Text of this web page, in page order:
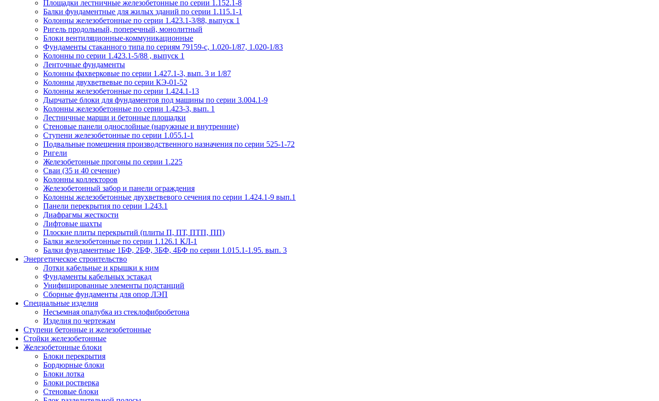
Площадки лестничные железобетонные по серии 1.152.1-8
Балки фундаментные для жилых зданий по серии 1.115.1-1
Колонны железобетонные по серии 1.423.1-3/88, выпуск 1
Ригель продольный, поперечный, монолитный
Блоки вентиляционные-коммуникационные
Фундаменты стаканного типа по сериям 79159-с, 1.020-1/87, 1.020-1/83
Колонны по серии 1.423.1-5/88 , выпуск 1
Ленточные фундаменты
Колонны фахверковые по серии 1.427.1-3, вып. 3 и 1/87
Колонны двухветвевые по серии КЭ-01-52
Колонны железобетонные по серии 1.424.1-13
Дырчатые блоки для фундаментов под машины по серии 3.004.1-9
Колонны железобетонные по серии 1.423-3, вып. 1
Лестничные марши и бетонные площадки
Стеновые панели однослойные (наружные и внутренние)
Ступени железобетонные по серии 1.055.1-1
Подвальные помещения производственного назначения по серии 525-1-72
Ригели
Железобетонные прогоны по серии 1.225
Сваи (35 и 40 сечение)
Колонны коллекторов
Железобетонный забор и панели ограждения
Колонны железобетонные двухветвевого сечения по серии 1.424.1-9 вып.1
Панели перекрытия по серии 1.243.1
Диафрагмы жесткости
Лифтовые шахты
Плоские плиты перекрытий (плиты П, ПТ, ПТП, ПП)
Балки железобетонные по серии 1.126.1 КЛ-1
Балки фундаментные 1БФ, 2БФ, 3БФ, 4БФ по серии 1.015.1-1.95. вып. 3
Энергетическое строительство
Лотки кабельные и крышки к ним
Фундаменты кабельных эстакад
Унифицированные элементы подстанций
Сборные фундаменты для опор ЛЭП
Специальные изделия
Несъемная опалубка из стеклофибробетона
Изделия по чертежам
Ступени бетонные и железобетонные
Стойки железобетонные
Железобетонные блоки
Блоки перекрытия
Бордюрные блоки
Блоки лотка
Блоки ростверка
Стеновые блоки